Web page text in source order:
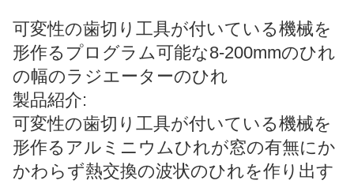
可変性の歯切り工具が付いている機械を
形作るプログラム可能な8-200mmのひれ
の幅のラジエーターのひれ
製品紹介:
可変性の歯切り工具が付いている機械を
形作るアルミニウムひれが窓の有無にか
かわらず熱交換の波状のひれを作り出す